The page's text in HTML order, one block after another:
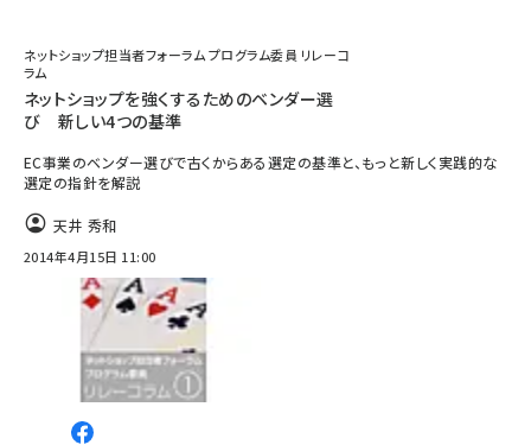
ネットショップ担当者フォーラム プログラム委員 リレーコ
ラム
ネットショップを強くするためのベンダー選
び 新しい4つの基準
EC事業のベンダー選びで古くからある選定の基準と、もっと新しく実践的な
選定の指針を解説
天井 秀和
2014年4月15日 11:00